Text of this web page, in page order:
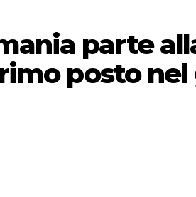
parte
posto